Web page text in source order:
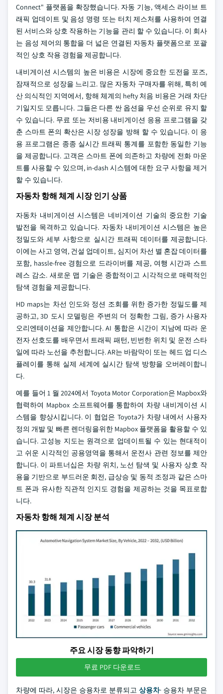
Connect" 플랫폼을 확장했습니다. 자동 기능, 액세스 라이브 트
래픽 업데이트 및 음성 명령 또는 터치 제스처를 사용하여 연결
된 서비스와 상호 작용하는 기능을 관리 할 수 있습니다. 이 회사
는 음성 제어의 통합을 더 넓은 연결된 자동차 플랫폼으로 포괄
적인 상호 작용 경험을 제공합니다.
내비게이션 시스템의 높은 비용은 시장에 중요한 도전을 포즈,
잠재적으로 성장을 느리고. 많은 자동차 구매자를 위해, 특히 예
산 의식적인 지역에서, 항해 체계의 hefty 처음 비용은 거래 차단
기일지도 모릅니다. 그들은 다른 싼 옵션을 우선 순위로 유지 할
수 있습니다. 무료 또는 저비용 내비게이션 응용 프로그램을 갖
춘 스마트 폰의 확산은 시장 성장을 방해 할 수 있습니다. 이 응
용 프로그램은 종종 실시간 트래픽 통계를 포함한 동일한 기능
을 제공합니다. 고객은 스마트 폰에 의존하고 차량에 전화 마운
트를 사용할 수 있으며, in-dash 시스템에 대한 요구 사항을 제거
할 수 있습니다.
자동차 항해 체계 시장 인기 상품
자동차 내비게이션 시스템은 네비게이션 기술의 중요한 기술
발전을 목격하고 있습니다. 자동차 내비게이션 시스템은 높은
정밀도와 세부 사항으로 실시간 트래픽 데이터를 제공합니다.
이에는 사고 영역, 건설 업데이트, 심지어 차선 별 혼잡 데이터를
포함, hassle-free 경험으로 드라이버를 제공, 여행 시간과 스트
레스 감소. 새로운 맵 기술은 종합적이고 시각적으로 매력적인
탐색 경험을 제공합니다.
HD maps는 차선 인도와 정션 조회를 위한 증가한 정밀도를 제
공하고, 3D 도시 모델링은 주변의 더 정확한 그림, 증가 사용자
오리엔테이션을 제안합니다. AI 통합은 시간이 지남에 따라 운
전자 선호도를 배우면서 트래픽 패턴, 빈번한 위치 및 운전 스타
일에 따라 노선을 추천합니다. AR는 바람막이 또는 헤드 업 디스
플레이를 통해 실제 세계에 실시간 탐색 방향을 오버레이합니
다.
예를 들어 1 월 2024에서 Toyota Motor Corporation은 Mapbox와
협력하여 Mapbox 소프트웨어를 통합하여 차량 내비게이션 시
스템을 향상시킵니다. 이 협업은 Toyota가 차량 내에서 사용자
정의 개발 및 빠른 렌더링을위한 Mapbox 플랫폼을 활용할 수 있
습니다. 고성능 지도는 원격으로 업데이트될 수 있는 현대적이
고 쉬운 시각적인 공용영역을 통해서 운전사 관련 정보를 제안
합니다. 이 파트너십은 차량 위치, 노선 탐색 및 사용자 상호 작
용을 기반으로 부드러운 회전, 급상승 및 동적 조정과 같은 스마
트 폰과 유사한 직관적 인지도 경험을 제공하는 것을 목표로합
니다.
자동차 항해 체계 시장 분석
주요 시장 동향 파악하기
무료 PDF 다운로드
차량에 따라, 시장은 승용차로 분류되고 상용차· 승용차 부문은